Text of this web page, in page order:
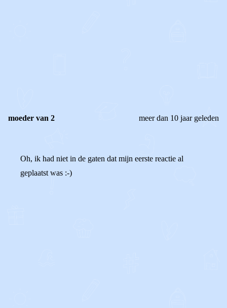
moeder van 2 meer dan 10 jaar geleden
Oh, ik had niet in de gaten dat mijn eerste reactie al
geplaatst was :-)